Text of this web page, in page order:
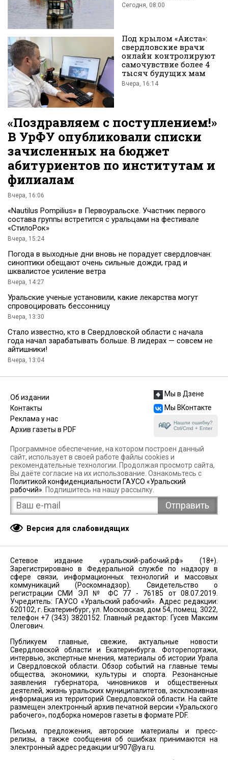
Сегодня, 08:00
Под крылом «Аиста»:
свердловские врачи
онлайн контролируют
самочувствие более 4
тысяч будущих мам
Вчера, 16:14
«Поздравляем с поступлением!»
В УрФУ опубликовали списки
зачисленных на бюджет
абитуриентов по институтам и
филиалам
Вчера, 16:06
«Nautilus Pompilius» в Первоуральске. Участник первого
состава группы встретится с уральцами на фестивале
«СтилоРок»
Вчера, 15:24
Погода в выходные дни вновь не порадует свердловчан:
синоптики обещают очень сильные дожди, град и
шквалистое усиление ветра
Вчера, 14:27
Уральские ученые установили, какие лекарства могут
спровоцировать бессонницу
Вчера, 13:30
Стало известно, кто в Свердловской области с начала
года начал зарабатывать больше. В лидерах — совсем не
айтишники!
Вчера, 13:04
Об издании
Контакты
Реклама у нас
Архив газеты в PDF
Мы в Дзене
Мы ВКонтакте
Нашли ошибку?
Ctrl/Cmd + Enter
Программное обеспечение, на котором построен данный
сайт, использует в своей работе файлы cookies и
рекомендательные технологии. Продолжая просмотр сайта,
Вы даёте согласие на их использование. Ознакомьтесь с
Политикой конфиденциальности ГАУСО «Уральский
рабочий» . Подпишитесь на нашу рассылку.
Версия для слабовидящих
Сетевое издание «уральский-рабочий.рф» (18+).
Зарегистрировано в Федеральной службе по надзору в
сфере связи, информационных технологий и массовых
коммуникаций (Роскомнадзор). Свидетельство о
регистрации СМИ ЭЛ № ФС 77 - 76185 от 08.07.2019.
Учредитель: ГАУСО «Уральский рабочий». Адрес редакции:
620102, г. Екатеринбург, ул. Московская, дом 54, помещ. 3022,
телефон +7 (343) 3820152. Главный редактор: Гусев Максим
Олегович.
Публикуем главные, свежие, актуальные новости
Свердловской области и Екатеринбурга. Фоторепортажи,
интервью, экспертные мнения, материалы об истории Урала
и Свердловской области. Обзор событий на главные темы
общества, экономики, культуры и спорта. Резонансные
заявления губернатора, чиновников и общественных
деятелей, жизнь уральских муниципалитетов, эксклюзивная
информация из территорий Свердловской области. На сайте
размещен электронный архив печатной версии «Уральского
рабочего», подборка номеров газеты в формате PDF.
Письма, предложения, авторские материалы и пресс-
релизы, а также сообщения об ошибках принимаются на
электронный адрес редакции ur907@ya.ru